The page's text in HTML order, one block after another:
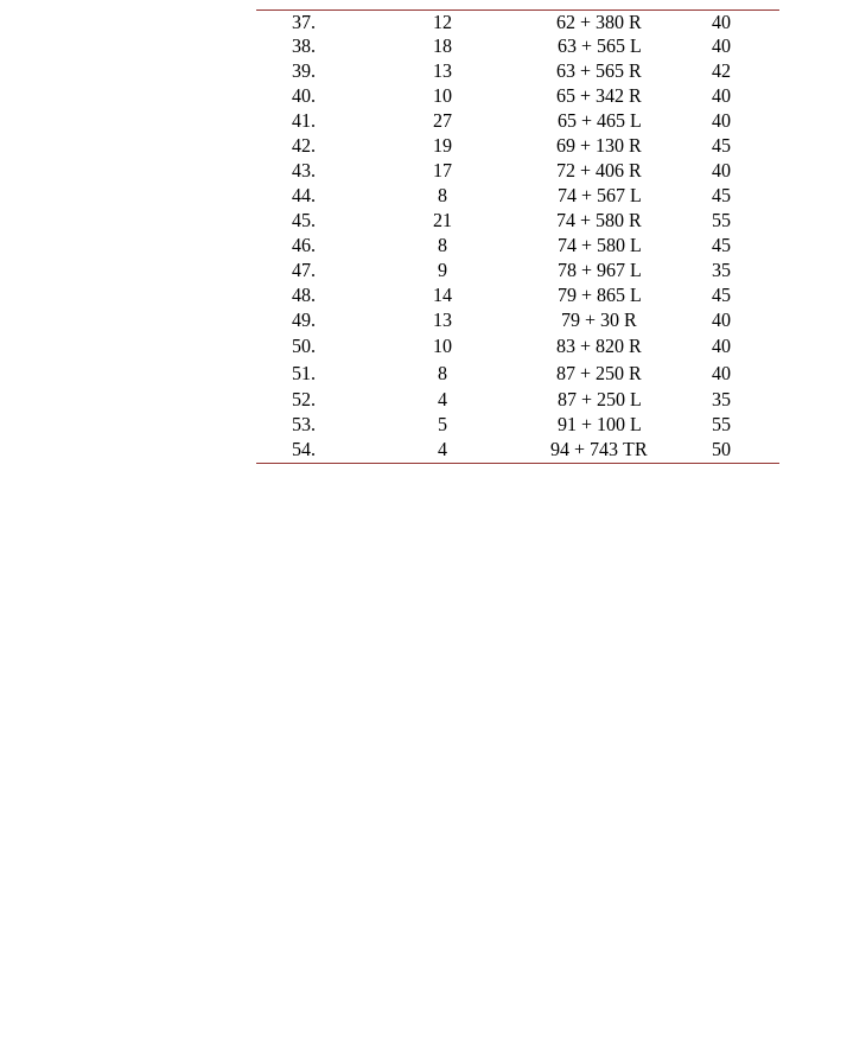
37. 12 62 + 380 R
40
38.
18 63 + 565 L
40
39.
13 63 + 565 R
42
40.
10 65 + 342 R
40
41.
27 65 + 465 L
40
42.
19 69 + 130 R
45
43.
17 72 + 406 R
40
44.
8 74 + 567 L
45
45.
21 74 + 580 R
55
46.
8 74 + 580 L
45
47.
9 78 + 967 L
35
48.
14 79 + 865 L
45
49.
13 79 + 30 R
40
50.
10 83 + 820 R
40
51.
8 87 + 250 R
40
52.
4 87 + 250 L
35
53.
5 91 + 100 L
55
54.
4 94 + 743 TR 50